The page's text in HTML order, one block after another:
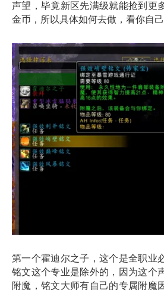
声望，毕竟新区先满级就能抢到更
金币，所以具体如何去做，看你自己
第一个霍迪尔之子，这个是全职业
铭文这个专业是除外的，因为这个
附魔， 铭文大师有自己的专属附魔